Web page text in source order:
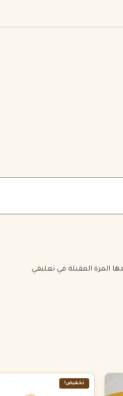
المرة المقبلة في تعليقي.
تخفيض!